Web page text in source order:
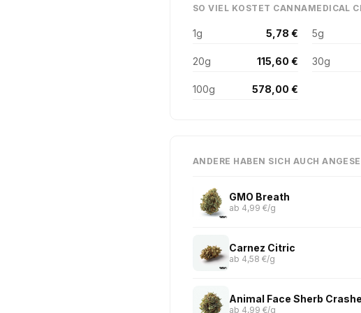
SO VIEL KOSTET CANNAMEDICAL
1g 5,78 € 5g
20g 115,60 € 30g
100g 578,00 €
ANDERE HABEN SICH AUCH
GMO Breath
ab 4,99 €/g
Carnez Citric
ab 4,58 €/g
Animal Face Sherb
ab 4,99 €/g